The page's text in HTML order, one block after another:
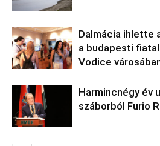
Dalmácia ihlette
a budapesti
Vodice
Harmincnégy év
száborból Furio